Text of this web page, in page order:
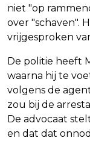
niet "op
over "schaven".
vrijgesproken
De politie heeft
waarna hij te
volgens de
zou bij de
De advocaat
en dat dat